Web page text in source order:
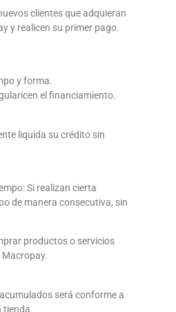
clientes que adquieran
y realicen su primer pago.
y forma.
el financiamiento.
liquida su crédito sin
Si realizan cierta
de manera consecutiva, sin
productos o servicios
Macropay.
será conforme a
tienda.